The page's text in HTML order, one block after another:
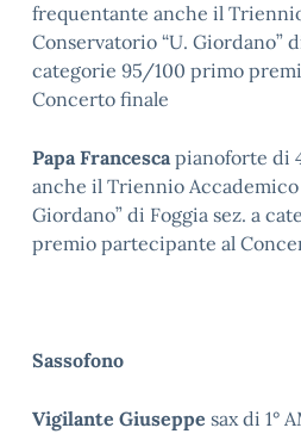
frequentante anche il
Conservatorio “U. Giordano”
categorie 95/100 primo
Concerto finale
Papa Francescapianoforte di
anche il Triennio Accademico
Giordano” di Foggia sez. a
premio partecipante al
Sassofono
Vigilante Giuseppe sax di 1°